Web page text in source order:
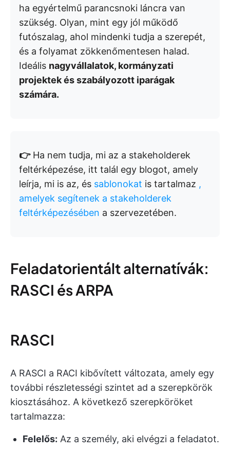
ha egyértelmű parancsnoki láncra van
szükség. Olyan, mint egy jól működő
futószalag, ahol mindenki tudja a szerepét,
és a folyamat zökkenőmentesen halad.
Ideális nagyvállalatok, kormányzati
projektek és szabályozott iparágak
számára.
👉Ha nem tudja, mi az a stakeholderek
feltérképezése, itt talál egy blogot, amely
leírja, mi is az, és sablonokat is tartalmaz ,
amelyek segítenek a stakeholderek
feltérképezésében a szervezetében.
Feladatorientált alternatívák:
RASCI és ARPA
RASCI
A RASCI a RACI kibővített változata, amely egy
további részletességi szintet ad a szerepkörök
kiosztásához. A következő szerepköröket
tartalmazza:
Felelős: Az a személy, aki elvégzi a feladatot.